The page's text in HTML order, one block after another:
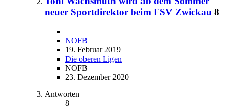
neuer Sportdirektor beim FSV Zwickau 8
NOFB
19. Februar 2019
Die oberen Ligen
NOFB
23. Dezember 2020
Antworten
8